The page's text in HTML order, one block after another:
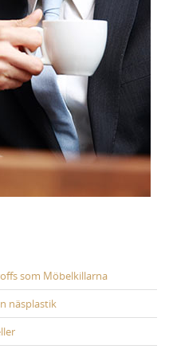
som Möbelkillarna
näsplastik